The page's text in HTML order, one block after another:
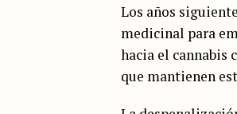
Los años
medicinal para
hacia el cannabis
que mantienen